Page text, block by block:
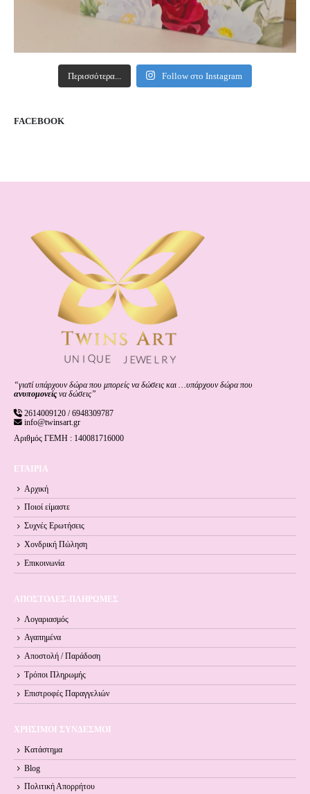
Περισσότερα... Follow στο Instagram
FACEBOOK
“γιατί υπάρχουν δώρα που μπορείς να δώσεις και …υπάρχουν δώρα που
ανυπομονείςνα δώσεις”
2614009120 / 6948309787
info@twinsart.gr
Αριθμός ΓΕΜΗ : 140081716000
ΕΤΑΙΡΙΑ
Αρχική
Ποιοί είμαστε
Συχνές Ερωτήσεις
Χονδρική Πώληση
Επικοινωνία
ΑΠΟΣΤΟΛΕΣ-ΠΛΗΡΩΜΕΣ
Λογαριασμός
Αγαπημένα
Αποστολή / Παράδοση
Τρόποι Πληρωμής
Επιστροφές Παραγγελιών
ΧΡΗΣΙΜΟΙ ΣΥΝΔΕΣΜΟΙ
Κατάστημα
Blog
Πολιτική Απορρήτου